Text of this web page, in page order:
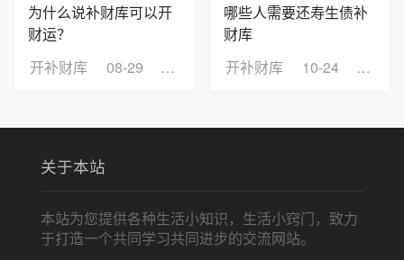
为什么说补财库可以开
财运？
开补财库
08-29 浏览：11
哪些人需要还寿生债补
财库
开补财库
10-24 浏览
关于本站
本站为您提供各种生活小知识，生活小窍门，致力
于打造一个共同学习共同进步的交流网站。